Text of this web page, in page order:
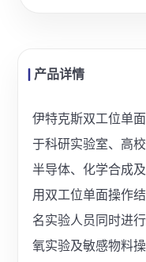
产品详情
伊特克斯双工位单面
于科研实验室、高
半导体、化学合成
用双工位单面操作
名实验人员同时进
氧实验及敏感物料